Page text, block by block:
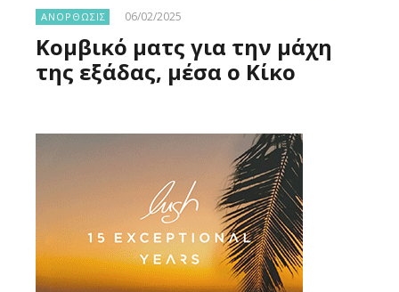
ΑΝΟΡΘΩΣΙΣ 06/02/2025
Κομβικό ματς για την μάχη
της εξάδας, μέσα ο Κίκο